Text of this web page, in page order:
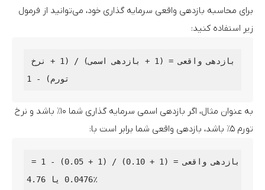
برای محاسبه بازدهی واقعی سرمایه گذاری خود، می‌توانید از فرمول
زیر استفاده کنید:
به عنوان مثال، اگر بازدهی اسمی سرمایه گذاری شما ۱۰٪ باشد و نرخ
تورم ۵٪ باشد، بازدهی واقعی شما برابر است با: